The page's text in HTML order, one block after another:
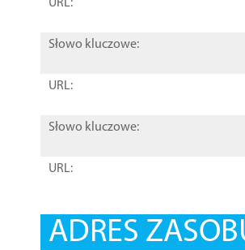
URL:
Słowo kluczowe:
URL:
Słowo kluczowe:
URL:
ADRES